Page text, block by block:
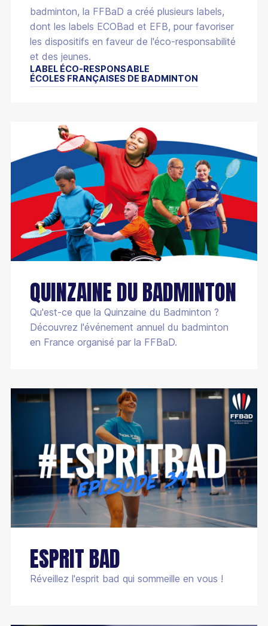
badminton, la FFBaD a créé plusieurs labels,
dont les labels ECOBad et EFB, pour favoriser
les dispositifs en faveur de l'éco-responsabilité
et des jeunes.
LABEL ÉCO-RESPONSABLE
ÉCOLES FRANÇAISES DE BADMINTON
QUINZAINE DU BADMINTON
Qu'est-ce que la Quinzaine du Badminton ?
Découvrez l'événement annuel du badminton
en France organisé par la FFBaD.
ESPRIT BAD
Réveillez l'esprit bad qui sommeille en vous !